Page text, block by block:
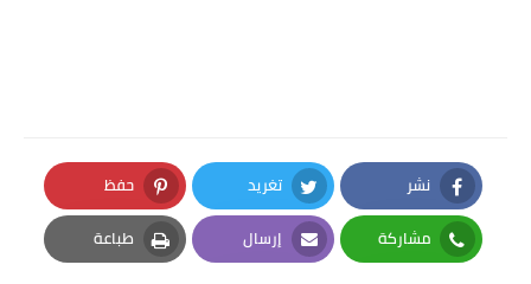
نشر
Facebook
تغريد
Twitter
حفظ
Pinterest
مشاركة
Whatsapp
إرسال
Email
طباعة
Print